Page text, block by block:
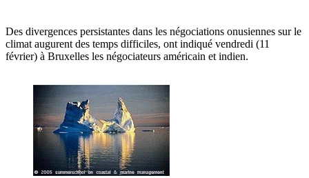
Des divergences persistantes dans les négociations onusiennes sur le
climat augurent des temps difficiles, ont indiqué vendredi (11
février) à Bruxelles les négociateurs américain et indien.